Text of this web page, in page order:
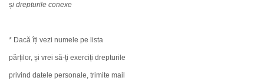
și drepturile conexe
* Dacă îți vezi numele pe lista
părților, și vrei să-ți exerciți drepturile
privind datele personale, trimite mail